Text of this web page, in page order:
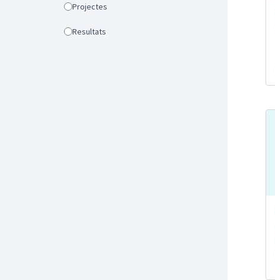
Projectes
Resultats